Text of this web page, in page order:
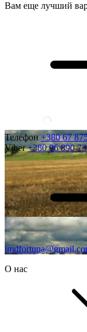
Вам еще лучший
Телефон+380 67
Viber+380 96 890
О нас